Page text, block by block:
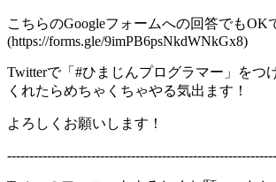
こちらのGoogleフォームへの回答でもOK
(https://forms.gle/9imPB6psNkdWNkGx8)
Twitterで「#ひまじんプログラマー」をつ
くれたらめちゃくちゃやる気出ます！
よろしくお願いします！